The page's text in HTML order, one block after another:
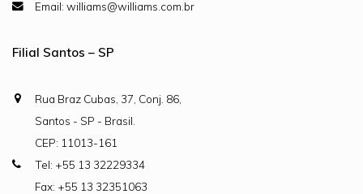
Email: williams@williams.com.br
Filial Santos – SP
Rua Braz Cubas, 37, Conj. 86,
Santos - SP - Brasil.
CEP: 11013-161
Tel: +55 13 32229334
Fax: +55 13 32351063